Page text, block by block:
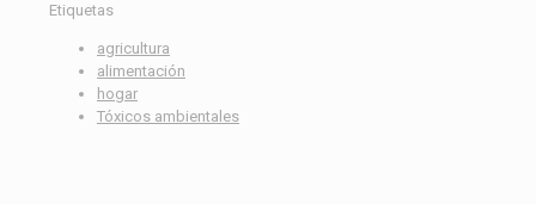
Etiquetas
agricultura
alimentación
hogar
Tóxicos ambientales